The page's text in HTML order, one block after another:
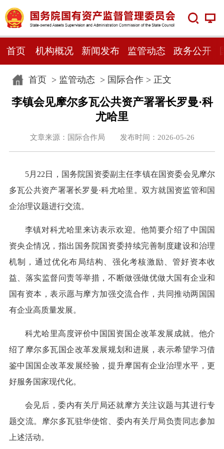
首页 机构概况 新闻发布 监管动态 政务公开
首页> 监管动态 > 国际合作> 正文
李镇会见摩尔多瓦公共资产署署长罗曼·科
尤哈里
文章来源：国际合作局 发布时间：2026-05-26
5月22日，国务院国资委副主任李镇在国资委会见摩尔
多瓦公共资产署署长罗曼·科尤哈里。双方就国资监管和国
企治理议题进行交流。
李镇对科尤哈里来访表示欢迎。他简要介绍了中国国
资央企情况，指出国务院国资委持续完善制度建设和治理
机制，通过优化布局结构、强化考核激励、管好资本收
益、落实监督问责等举措，不断做强做优做大国有企业和
国有资本，表示愿与摩方加强交流合作，共同推动两国国
有企业高质量发展。
科尤哈里高度评价中国国资国企改革发展成就。他介
绍了摩尔多瓦国企改革发展规划和进展，表示希望学习借
鉴中国国企改革发展经验，提升摩国有企业治理水平，更
好服务国家现代化。
会见后，委内有关厅局还就摩方关注议题与其进行专
题交流。摩尔多瓦驻华使馆、委内有关厅局负责同志参加
上述活动。